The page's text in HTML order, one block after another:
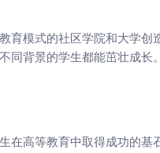
育模式的社区学院和大学创
同背景的学生都能茁壮成长。
在高等教育中取得成功的基